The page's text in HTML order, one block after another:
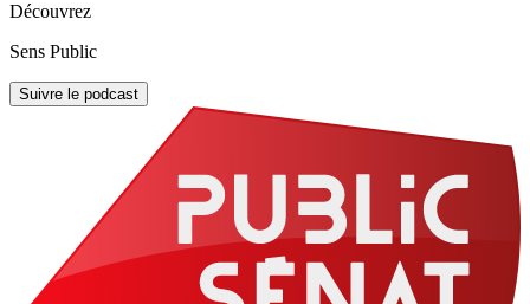
Découvrez
Sens Public
Suivre le podcast